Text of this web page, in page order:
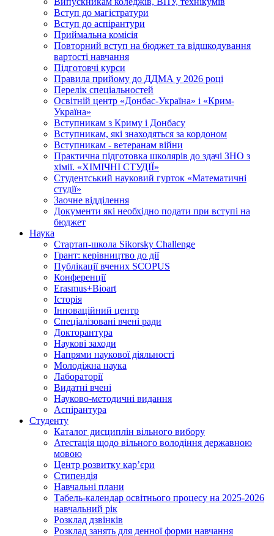
Вступ до магістратури
Вступ до аспірантури
Приймальна комісія
Повторний вступ на бюджет та відшкодування
вартості навчання
Підготовчі курси
Правила прийому до ДДМА у 2026 році
Перелік спеціальностей
Освітній центр «Донбас-Україна» і «Крим-
Україна»
Вступникам з Криму і Донбасу
Вступникам, які знаходяться за кордоном
Вступникам - ветеранам війни
Практична підготовка школярів до здачі ЗНО з
хімії. «ХІМІЧНІ СТУДІЇ»
Студентський науковий гурток «Математичні
студії»
Заочне відділення
Документи які необхідно подати при вступі на
бюджет
Наука
Стартап-школа Sikorsky Challenge
Грант: керівництво до дії
Публікації вчених SCOPUS
Конференції
Erasmus+Bioart
Історія
Інноваційний центр
Спеціалізовані вчені ради
Докторантура
Наукові заходи
Напрями наукової діяльності
Молодіжна наука
Лабораторії
Видатні вчені
Науково-методичні видання
Аспірантура
Студенту
Каталог дисциплін вільного вибору
Атестація щодо вільного володіння державною
мовою
Центр розвитку кар’єри
Стипендія
Навчальні плани
Табель-календар освітнього процесу на 2025-2026
навчальний рік
Розклад дзвінків
Розклад занять для денної форми навчання